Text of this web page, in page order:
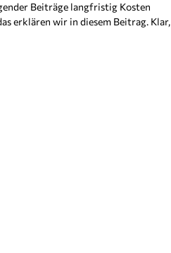
Beiträge langfristig Kosten
erklären wir in diesem Beitrag. Klar,